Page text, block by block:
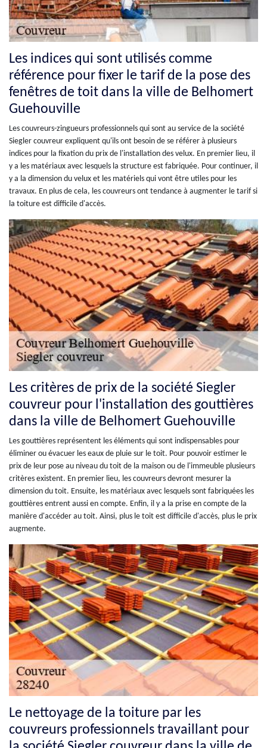
Les indices qui sont utilisés comme
référence pour fixer le tarif de la pose des
fenêtres de toit dans la ville de Belhomert
Guehouville
Les couvreurs-zingueurs professionnels qui sont au service de la société
Siegler couvreur expliquent qu'ils ont besoin de se référer à plusieurs
indices pour la fixation du prix de l'installation des velux. En premier lieu, il
y a les matériaux avec lesquels la structure est fabriquée. Pour continuer, il
y a la dimension du velux et les matériels qui vont être utiles pour les
travaux. En plus de cela, les couvreurs ont tendance à augmenter le tarif si
la toiture est difficile d'accès.
Les critères de prix de la société Siegler
couvreur pour l'installation des gouttières
dans la ville de Belhomert Guehouville
Les gouttières représentent les éléments qui sont indispensables pour
éliminer ou évacuer les eaux de pluie sur le toit. Pour pouvoir estimer le
prix de leur pose au niveau du toit de la maison ou de l'immeuble plusieurs
critères existent. En premier lieu, les couvreurs devront mesurer la
dimension du toit. Ensuite, les matériaux avec lesquels sont fabriquées les
gouttières entrent aussi en compte. Enfin, il y a la prise en compte de la
manière d'accéder au toit. Ainsi, plus le toit est difficile d'accès, plus le prix
augmente.
Le nettoyage de la toiture par les
couvreurs professionnels travaillant pour